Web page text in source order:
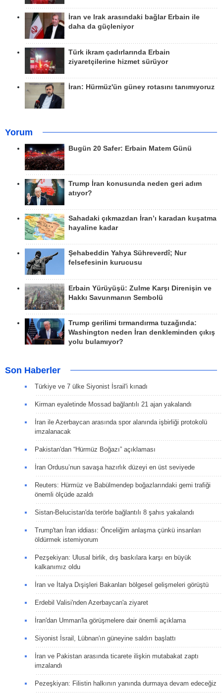
İran ve Irak arasındaki bağlar Erbain ile
daha da güçleniyor
Türk ikram çadırlarında Erbain
ziyaretçilerine hizmet sürüyor
İran: Hürmüz'ün güney rotasını tanımıyoruz
Yorum
Bugün 20 Safer: Erbain Matem Günü
Trump İran konusunda neden geri adım
atıyor?
Sahadaki çıkmazdan İran’ı karadan kuşatma
hayaline kadar
Şehabeddin Yahya Sühreverdî; Nur
felsefesinin kurucusu
Erbain Yürüyüşü: Zulme Karşı Direnişin ve
Hakkı Savunmanın Sembolü
Trump gerilimi tırmandırma tuzağında:
Washington neden İran denkleminden çıkış
yolu bulamıyor?
Son Haberler
Türkiye ve 7 ülke Siyonist İsrail'i kınadı
Kirman eyaletinde Mossad bağlantılı 21 ajan yakalandı
İran ile Azerbaycan arasında spor alanında işbirliği protokolü
imzalanacak
Pakistan'dan “Hürmüz Boğazı” açıklaması
İran Ordusu’nun savaşa hazırlık düzeyi en üst seviyede
Reuters: Hürmüz ve Babülmendep boğazlarındaki gemi trafiği
önemli ölçüde azaldı
Sistan-Belucistan'da terörle bağlantılı 8 şahıs yakalandı
Trump'tan İran iddiası: Önceliğim anlaşma çünkü insanları
öldürmek istemiyorum
Pezşekiyan: Ulusal birlik, dış baskılara karşı en büyük
kalkanımız oldu
İran ve İtalya Dışişleri Bakanları bölgesel gelişmeleri görüştü
Erdebil Valisi'nden Azerbaycan'a ziyaret
İran'dan Umman'la görüşmelere dair önemli açıklama
Siyonist İsrail, Lübnan'ın güneyine saldırı başlattı
İran ve Pakistan arasında ticarete ilişkin mutabakat zaptı
imzalandı
Pezeşkiyan: Filistin halkının yanında durmaya devam edeceğiz